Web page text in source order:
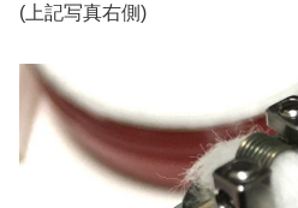
(上記写真右側)